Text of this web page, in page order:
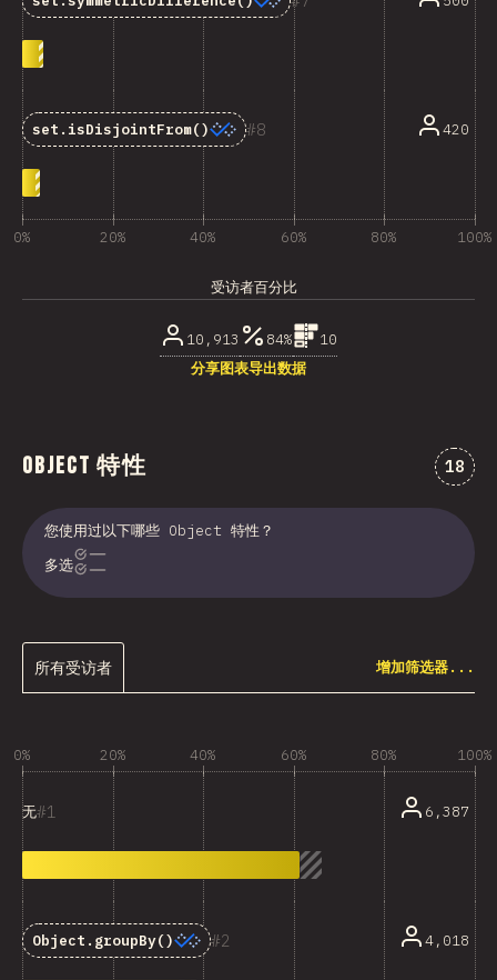
8
set.isDisjointFrom() 420
0% 20% 40% 60% 80% 100%
受访者百分比
10,913 84%
10
分享图表导出数据
Object 特性 对
18
您使用过以下哪些 Object 特性？
多选
所有受访者 增加筛选器...
0% 20% 40% 60% 80% 100%
1
无 6,387
2
Object.groupBy() 4,018